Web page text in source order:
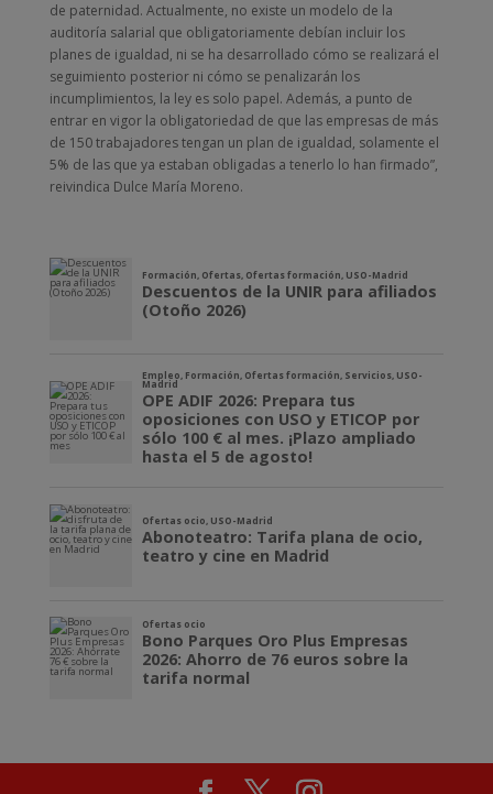
de paternidad. Actualmente, no existe un modelo de la
auditoría salarial que obligatoriamente debían incluir los
planes de igualdad, ni se ha desarrollado cómo se realizará el
seguimiento posterior ni cómo se penalizarán los
incumplimientos, la ley es solo papel. Además, a punto de
entrar en vigor la obligatoriedad de que las empresas de más
de 150 trabajadores tengan un plan de igualdad, solamente el
5% de las que ya estaban obligadas a tenerlo lo han firmado”,
reivindica Dulce María Moreno.